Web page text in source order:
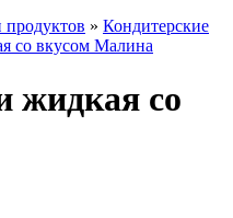
продуктов » Кондитерские
со вкусом Малина
жидкая со